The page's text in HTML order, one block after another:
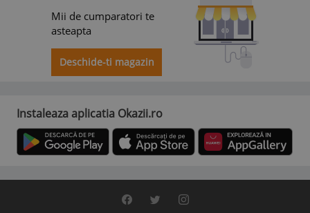
Mii de cumparatori te
asteapta
Deschide-ti magazin
Instaleaza aplicatia Okazii.ro